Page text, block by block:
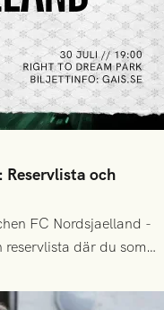
och
FC Nordsjaelland -
där du som
intresse. Du kan